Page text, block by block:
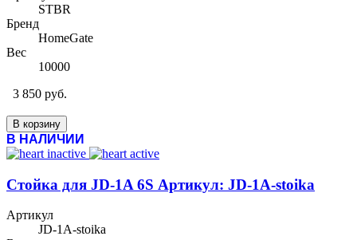
STBR
Бренд
HomeGate
Вес
10000
3 850 руб.
В корзину
В НАЛИЧИИ
Стойка для JD-1A 6S Артикул: JD-1A-stoika
Артикул
JD-1A-stoika